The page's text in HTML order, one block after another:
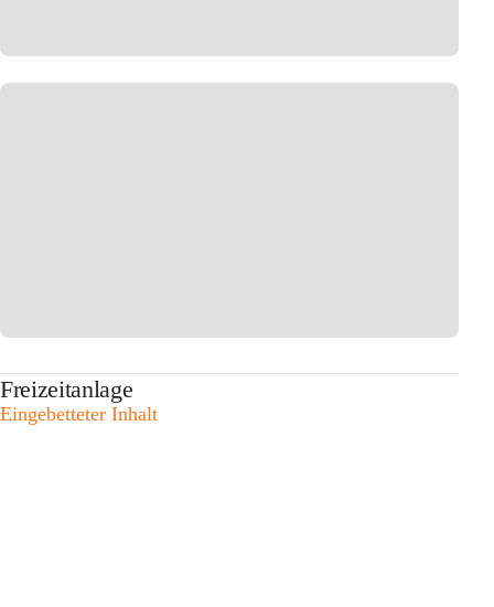
Freizeitanlage
Eingebetteter Inhalt